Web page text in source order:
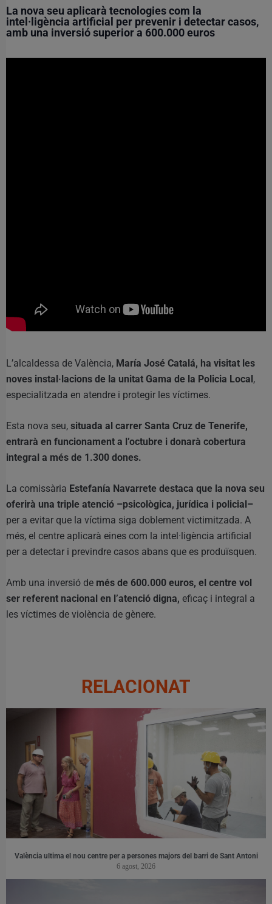
La nova seu aplicarà tecnologies com la
intel·ligència artificial per prevenir i detectar casos,
amb una inversió superior a 600.000 euros
L’alcaldessa de València, María José Catalá, ha visitat les
noves instal·lacions de la unitat Gama de la Policia Local,
especialitzada en atendre i protegir les víctimes.
Esta nova seu, situada al carrer Santa Cruz de Tenerife,
entrarà en funcionament a l’octubre i donarà cobertura
integral a més de 1.300 dones.
La comissària Estefanía Navarrete destaca que la nova seu
oferirà una triple atenció –psicològica, jurídica i policial–
per a evitar que la víctima siga doblement victimitzada. A
més, el centre aplicarà eines com la intel·ligència artificial
per a detectar i previndre casos abans que es produïsquen.
Amb una inversió de més de 600.000 euros, el centre vol
ser referent nacional en l’atenció digna, eficaç i integral a
les víctimes de violència de gènere.
RELACIONAT
València ultima el nou centre per a persones majors del barri de Sant Antoni
6 agost, 2026